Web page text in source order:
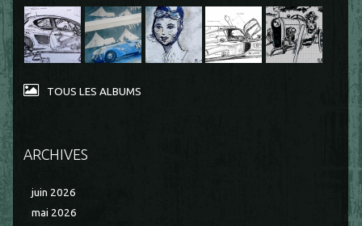
TOUS LES ALBUMS
ARCHIVES
juin 2026
mai 2026